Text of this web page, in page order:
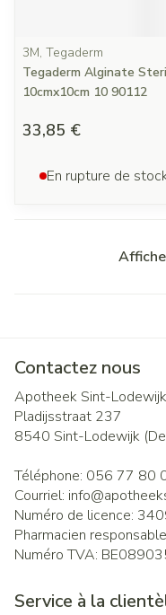
3M, Tegaderm
Tegaderm Alginate
10cmx10cm 10 90112
33,85 €
En rupture de
Contactez nous
Apotheek Sint-
Pladijsstraat 237
8540 Sint-Lodewijk
Téléphone: 056 77 80
Courriel: info@
Numéro de licence:
Pharmacien
Numéro TVA:
Service à la